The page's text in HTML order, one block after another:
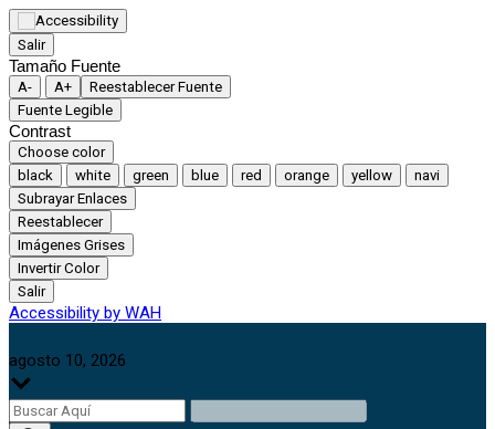
Salir
Tamaño Fuente
A- A+
Reestablecer Fuente
Fuente Legible
Contrast
Choose color
black
white green blue red orange yellow
navi
Subrayar Enlaces
Reestablecer
Imágenes Grises
Invertir Color
Salir
Accessibility by WAH
agosto 10, 2026